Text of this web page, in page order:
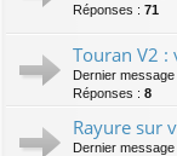
Réponses : 71
Touran V2 :
Dernier
Réponses : 8
Rayure sur
Dernier